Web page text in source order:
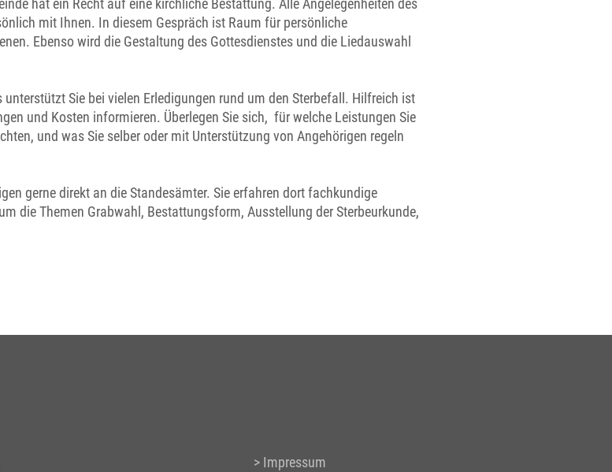
hat ein Recht auf eine kirchliche Bestattung. Alle Angelegenheiten des
mit Ihnen. In diesem Gespräch ist Raum für persönliche
Ebenso wird die Gestaltung des Gottesdienstes und die Liedauswahl
Sie bei vielen Erledigungen rund um den Sterbefall. Hilfreich ist
und Kosten informieren. Überlegen Sie sich, für welche Leistungen Sie
und was Sie selber oder mit Unterstützung von Angehörigen regeln
gerne direkt an die Standesämter. Sie erfahren dort fachkundige
die Themen Grabwahl, Bestattungsform, Ausstellung der Sterbeurkunde,
Impressum